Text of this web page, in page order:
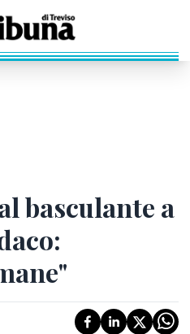
basculante a